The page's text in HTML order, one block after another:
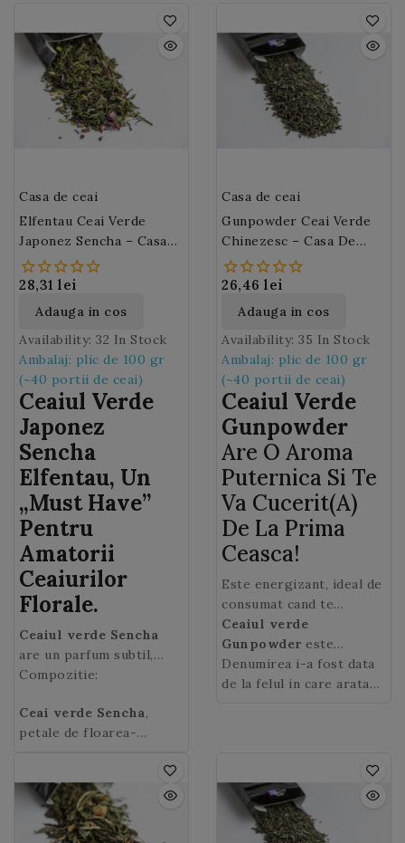
Casa de ceai
Elfentau Ceai Verde
Japonez Sencha – Casa
De Ceai M44
28,31 lei
Adauga in cos
Availability: 32 In Stock
Ambalaj: plic de 100 gr
(~40 portii de ceai)
Ceaiul Verde
Japonez
Sencha
Elfentau, Un
„must Have”
Pentru
Amatorii
Ceaiurilor
Florale.
Ceaiul verde Sencha
are un parfum subtil,
accente iodate si note
combinatia cu petalele de
floarea soarelui,
flori cu parfum dulce, si
cu bergamota, care aduce
acestui intreg complex
vegetal un plus de
Compozitie:
Ceai verde Sencha,
petale de floarea-
aroma de mango si
bergamota.
Casa de ceai
Gunpowder Ceai Verde
Chinezesc – Casa De
Ceai M02
26,46 lei
Adauga in cos
Availability: 35 In Stock
Ambalaj: plic de 100 gr
(~40 portii de ceai)
Ceaiul Verde
Gunpowder
Are O Aroma
Puternica Si Te
Va Cucerit(a)
De La Prima
Ceasca!
Este energizant, ideal de
consumat cand te
trezesti dimineata sau
cand ai nevoie de un
surplus de energie in
timpul zilei.
Ceaiul verde
Gunpowder este
originar din provincia
Zhejiang din sud-estul
Denumirea i-a fost data
de la felul in care arata
infuzare, frunzele de ceai
verde se deschid.